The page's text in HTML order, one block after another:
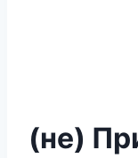
(не)